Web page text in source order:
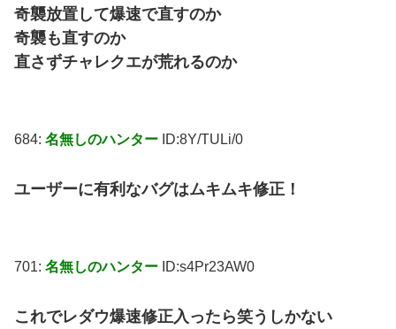
奇襲放置して爆速で直すのか
奇襲も直すのか
直さずチャレクエが荒れるのか
684: 名無しのハンター ID:8Y/TULi/0
ユーザーに有利なバグはムキムキ修正！
701: 名無しのハンター ID:s4Pr23AW0
これでレダウ爆速修正入ったら笑うしかない